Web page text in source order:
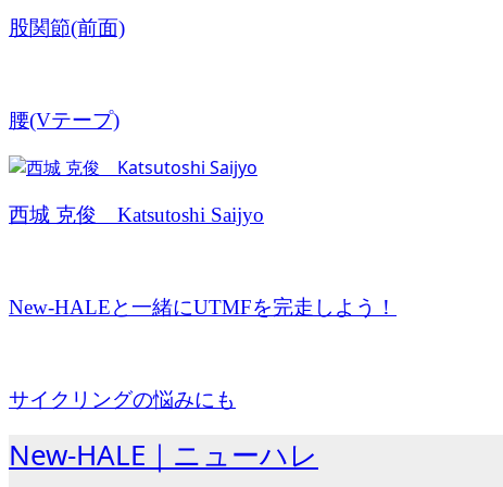
股関節(前面)
腰(Vテープ)
西城 克俊 Katsutoshi Saijyo
New-HALEと一緒にUTMFを完走しよう！
サイクリングの悩みにも
New-HALE｜ニューハレ